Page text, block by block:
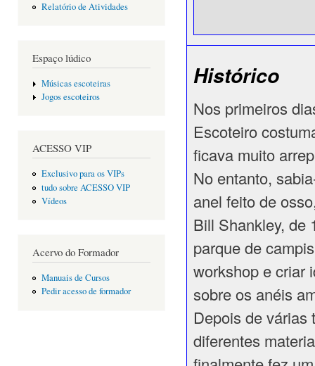
Relatório de Atividades
Espaço lúdico
Músicas escoteiras
Jogos escoteiros
ACESSO VIP
Exclusivo para os VIPs
tudo sobre ACESSO VIP
Vídeos
Acervo do Formador
Manuais de Cursos
Pedir acesso de formador
Histórico
Nos primeiros
Escoteiro
ficava muito
No entanto,
anel feito de
Bill Shankley, de
parque de
workshop e criar
sobre os anéis
Depois de várias
diferentes